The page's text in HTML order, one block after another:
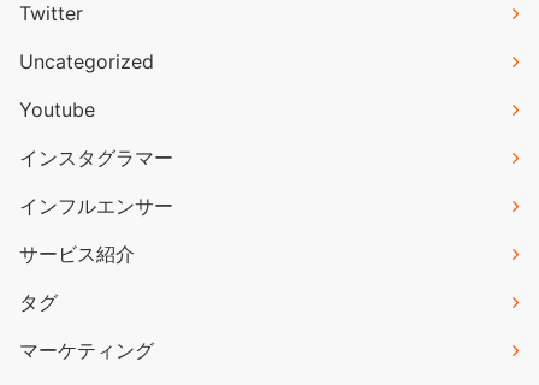
Twitter
Uncategorized
Youtube
インスタグラマー
インフルエンサー
サービス紹介
タグ
マーケティング